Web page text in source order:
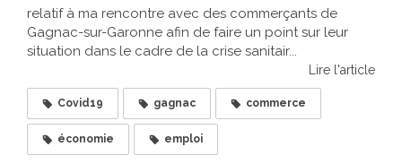
relatif à ma rencontre avec des commerçants de
Gagnac-sur-Garonne afin de faire un point sur leur
situation dans le cadre de la crise sanitair...
Lire l'article
Covid19 gagnac commerce
économie emploi